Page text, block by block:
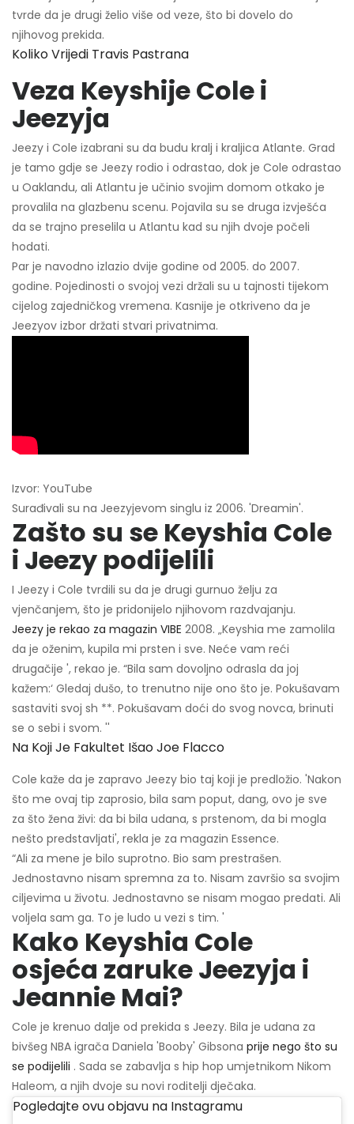
tvrde da je drugi želio više od veze, što bi dovelo do
njihovog prekida.
Koliko Vrijedi Travis Pastrana
Veza Keyshije Cole i
Jeezyja
Jeezy i Cole izabrani su da budu kralj i kraljica Atlante. Grad
je tamo gdje se Jeezy rodio i odrastao, dok je Cole odrastao
u Oaklandu, ali Atlantu je učinio svojim domom otkako je
provalila na glazbenu scenu. Pojavila su se druga izvješća
da se trajno preselila u Atlantu kad su njih dvoje počeli
hodati.
Par je navodno izlazio dvije godine od 2005. do 2007.
godine. Pojedinosti o svojoj vezi držali su u tajnosti tijekom
cijelog zajedničkog vremena. Kasnije je otkriveno da je
Jeezyov izbor držati stvari privatnima.
Izvor: YouTube
Surađivali su na Jeezyjevom singlu iz 2006. 'Dreamin'.
Zašto su se Keyshia Cole
i Jeezy podijelili
I Jeezy i Cole tvrdili su da je drugi gurnuo želju za
vjenčanjem, što je pridonijelo njihovom razdvajanju.
Jeezy je rekao za magazin VIBE 2008. „Keyshia me zamolila
da je oženim, kupila mi prsten i sve. Neće vam reći
drugačije ', rekao je. “Bila sam dovoljno odrasla da joj
kažem:‘ Gledaj dušo, to trenutno nije ono što je. Pokušavam
sastaviti svoj sh **. Pokušavam doći do svog novca, brinuti
se o sebi i svom. ''
Na Koji Je Fakultet Išao Joe Flacco
Cole kaže da je zapravo Jeezy bio taj koji je predložio. 'Nakon
što me ovaj tip zaprosio, bila sam poput, dang, ovo je sve
za što žena živi: da bi bila udana, s prstenom, da bi mogla
nešto predstavljati', rekla je za magazin Essence.
“Ali za mene je bilo suprotno. Bio sam prestrašen.
Jednostavno nisam spremna za to. Nisam završio sa svojim
ciljevima u životu. Jednostavno se nisam mogao predati. Ali
voljela sam ga. To je ludo u vezi s tim. '
Kako Keyshia Cole
osjeća zaruke Jeezyja i
Jeannie Mai?
Cole je krenuo dalje od prekida s Jeezy. Bila je udana za
bivšeg NBA igrača Daniela 'Booby' Gibsona prije nego što su
se podijelili . Sada se zabavlja s hip hop umjetnikom Nikom
Haleom, a njih dvoje su novi roditelji dječaka.
Pogledajte ovu objavu na Instagramu